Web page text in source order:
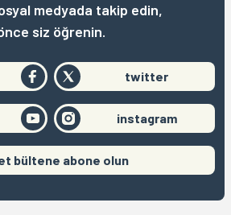
medyada takip edin,
siz öğrenin.
twitter
instagram
bültene abone olun